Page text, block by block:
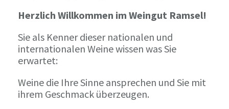
Herzlich Willkommen im Weingut Ramsel!
Sie als Kenner dieser nationalen und
internationalen Weine wissen was Sie
erwartet:
Weine die Ihre Sinne ansprechen und Sie mit
ihrem Geschmack überzeugen.